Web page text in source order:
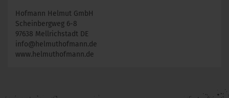
Hofmann Helmut GmbH
Scheinbergweg 6-8
97638 Mellrichstadt DE
info@helmuthofmann.de
www.helmuthofmann.de